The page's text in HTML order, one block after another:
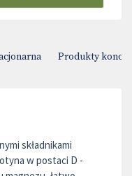
Produkty
składnikami
w postaci D -